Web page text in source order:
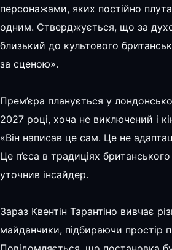
персонажами, яких постійно
одним. Стверджується, що за
близький до культового
за сценою».
Прем’єра планується у
2027 році, хоча не виключений і
«Він написав це сам. Це не
Це п’єса в традиціях
уточнив інсайдер.
Зараз Квентін Тарантіно вивчає
майданчики, підбираючи простір